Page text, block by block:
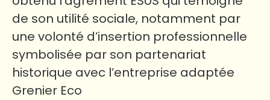
de son utilité sociale, notamment par
une volonté d’insertion professionnelle
symbolisée par son partenariat
historique avec l’entreprise adaptée
Grenier Eco